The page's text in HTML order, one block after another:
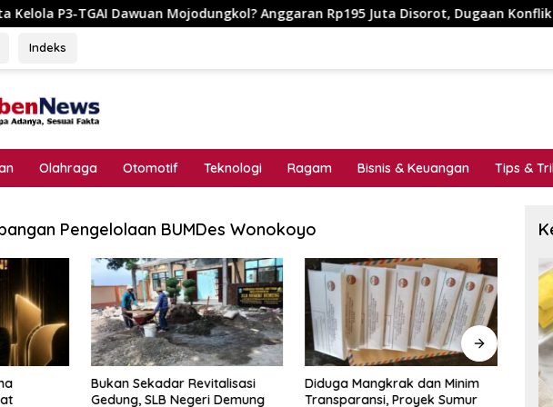
Dawuan Mojodungkol? Anggaran Rp195 Juta Disorot, Dugaan Konflik
Indeks
Olahraga Otomotif Teknologi Ragam Bisnis & Keuangan Tips &
Pengelolaan BUMDes Wonokoyo
Bukan Sekadar Revitalisasi
Gedung, SLB Negeri Demung
Diduga Mangkrak dan Minim
Transparansi, Proyek Sumur